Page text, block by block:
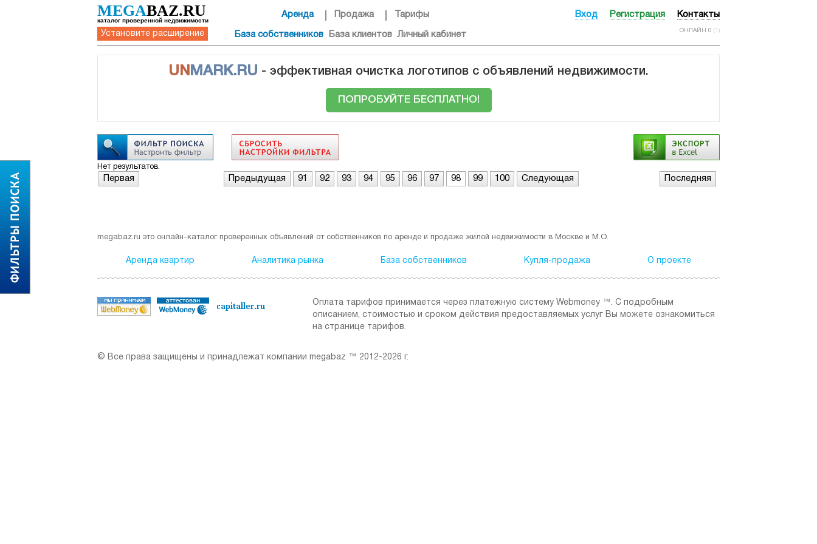
MEGABAZ.RU
каталог проверенной недвижимости
Установите расширение
Аренда Продажа Тарифы
База собственников База клиентов Личный кабинет
Контакты
Регистрация
Вход
ОНЛАЙН 0 (1)
UN MARK.RU - эффективная очистка логотипов с объявлений недвижимости.
ПОПРОБУЙТЕ БЕСПЛАТНО!
Нет результатов.
Первая Предыдущая 91 92 93 94 95 96 97 98 99 100 Следующая Последняя
megabaz.ru это онлайн-каталог проверенных объявлений от собственников по аренде и продаже жилой недвижимости в Москве и М.О.
Аренда квартир Аналитика рынка База собственников Купля-продажа О проекте
Оплата тарифов принимается через платежную систему Webmoney ™. C подробным
описанием, стоимостью и сроком действия предоставляемых услуг Вы можете ознакомиться
на странице тарифов.
© Все права защищены и принадлежат компании megabaz ™ 2012-2026 г.